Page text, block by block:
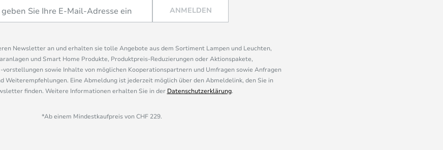
ANMELDEN
Newsletter an und erhalten sie tolle Angebote aus dem Sortiment Lampen und Leuchten,
und Smart Home Produkte, Produktpreis-Reduzierungen oder Aktionspakete,
vorstellungen sowie Inhalte von möglichen Kooperationspartnern und Umfragen sowie Anfragen
Weiterempfehlungen. Eine Abmeldung ist jederzeit möglich über den Abmeldelink, den Sie in
finden. Weitere Informationen erhalten Sie in der Datenschutzerklärung.
*Ab einem Mindestkaufpreis von CHF 229.